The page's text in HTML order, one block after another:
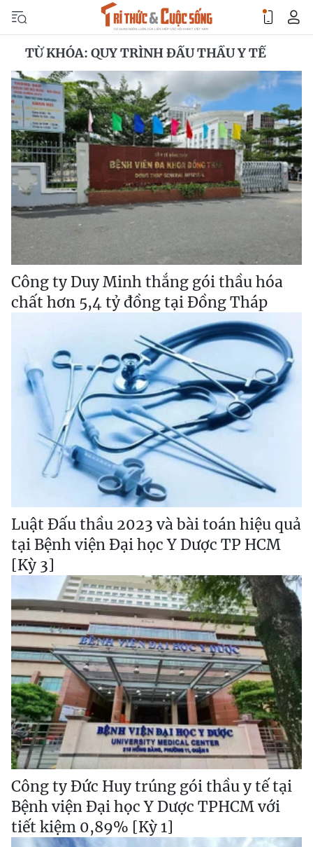
TỪ KHÓA: QUY TRÌNH ĐẤU THẦU Y TẾ
Công ty Duy Minh thắng gói thầu hóa
chất hơn 5,4 tỷ đồng tại Đồng Tháp
Luật Đấu thầu 2023 và bài toán hiệu quả
tại Bệnh viện Đại học Y Dược TP HCM
[Kỳ 3]
Công ty Đức Huy trúng gói thầu y tế tại
Bệnh viện Đại học Y Dược TPHCM với
tiết kiệm 0,89% [Kỳ 1]